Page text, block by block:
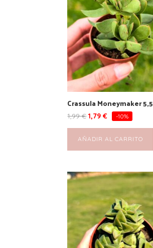
Crassula Moneymaker 5,5
1,99€ 1,79€ -10%
AÑADIR AL CARRITO